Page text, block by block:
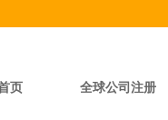
页 全球公司注册